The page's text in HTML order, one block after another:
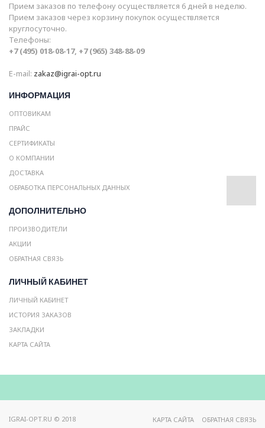
Прием заказов по телефону осуществляется 6 дней в неделю.
Прием заказов через корзину покупок осуществляется
круглосуточно.
Телефоны:
+7 (495) 018-08-17, +7 (965) 348-88-09
E-mail: zakaz@igrai-opt.ru
ИНФОРМАЦИЯ
ОПТОВИКАМ
ПРАЙС
СЕРТИФИКАТЫ
О КОМПАНИИ
ДОСТАВКА
ОБРАБОТКА ПЕРСОНАЛЬНЫХ ДАННЫХ
ДОПОЛНИТЕЛЬНО
ПРОИЗВОДИТЕЛИ
АКЦИИ
ОБРАТНАЯ СВЯЗЬ
ЛИЧНЫЙ КАБИНЕТ
ЛИЧНЫЙ КАБИНЕТ
ИСТОРИЯ ЗАКАЗОВ
ЗАКЛАДКИ
КАРТА САЙТА
IGRAI-OPT.RU © 2018 КАРТА САЙТА ОБРАТНАЯ СВЯЗЬ